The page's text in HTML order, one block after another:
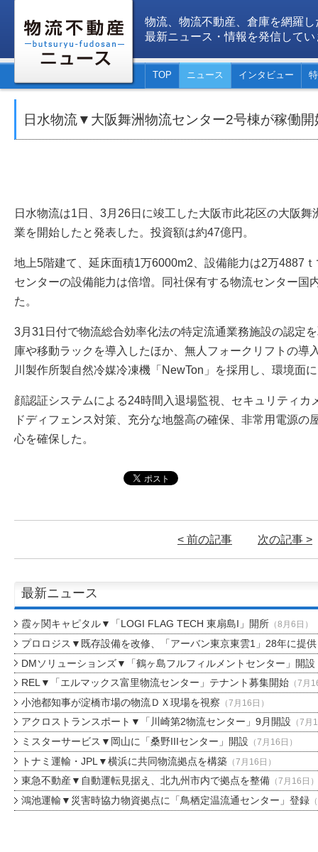
物流、物流不動産、倉庫を網羅し
最新ニュース・情報を発信してい
TOP ニュース インタビュー
日水物流▼大阪舞洲物流センター2号棟が稼働
日水物流は1日、3月26日に竣工した大阪市此花区の大阪
業を開始したと発表した。投資額は約47億円。
地上5階建て、延床面積1万6000m2、設備能力は2万4887
センターの設備能力は倍増。同社保有する物流センター国
た。
3月31日付で物流総合効率化法の特定流通業務施設の認定
庫や移動ラックを導入したほか、無人フォークリフトの導
川製作所製自然冷媒冷凍機「NewTon」を採用し、環境面
顔認証システムによる24時間入退場監視、セキュリティカ
ドディフェンス対策、充分な地盤高の確保、非常用電源の
心を確保した。
< 前の記事 次の記事 >
最新ニュース
霞ヶ関キャピタル▼「LOGI FLAG TECH 東扇島I」開所（8月6日）
プロロジス▼既存設備を改修、「アーバン東京東雲1」28年に提供
DMソリューションズ▼「鶴ヶ島フルフィルメントセンター」開設
REL▼「エルマックス富里物流センター」テナント募集開始（7月
小池都知事が淀橋市場の物流ＤＸ現場を視察 （7月16日）
アクロストランスポート▼「川崎第2物流センター」9月開設 （7月
ミスターサービス▼岡山に「桑野IIIセンター」開設 （7月16日）
トナミ運輸・JPL▼横浜に共同物流拠点を構築（7月16日）
東急不動産▼自動運転見据え、北九州市内で拠点を整備（7月16日）
鴻池運輸▼災害時協力物資拠点に「鳥栖定温流通センター」登録